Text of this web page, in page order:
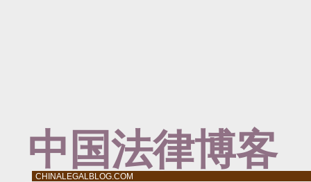
中国法律博客
CHINALEGALBLOG.COM